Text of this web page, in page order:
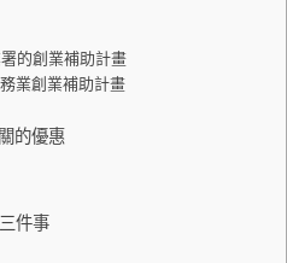
的創業補助計畫
業創業補助計畫
的優惠
件事